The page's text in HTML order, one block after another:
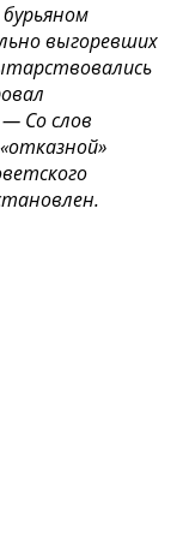
выгоревших
— Со слов